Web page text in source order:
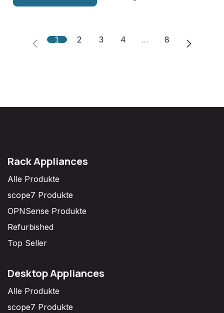
1 2 3 4 … 8
Rack Appliances
Alle Produkte
scope7 Produkte
OPNSense Produkte
Refurbished
Top Seller
Desktop Appliances
Alle Produkte
scope7 Produkte